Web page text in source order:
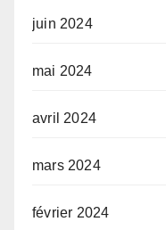
juin 2024
mai 2024
avril 2024
mars 2024
février 2024